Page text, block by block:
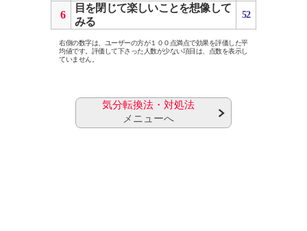
6
目を閉じて楽しいことを想像して
みる
52
右側の数字は、ユーザーの方が１００点満点で効果を評価した平
均値です。評価して下さった人数が少ない項目は、点数を表示し
ていません。
気分転換法・対処法
メニューへ